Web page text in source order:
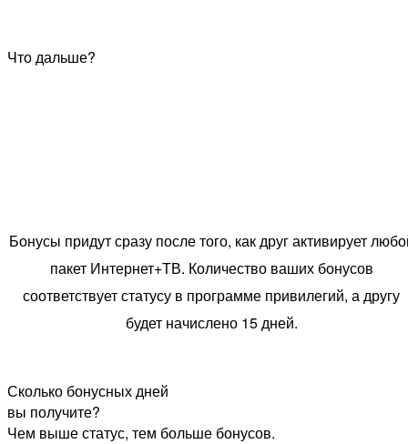
Что дальше?
Бонусы придут сразу после того, как друг активирует
пакет Интернет+ТВ. Количество ваших бонусов
соответствует статусу в программе привилегий, а другу
будет начислено 15 дней.
Сколько бонусных дней
вы получите?
Чем выше статус, тем больше бонусов.